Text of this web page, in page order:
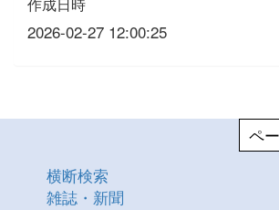
2026-02-27 12:00:25
ペ
横断検索
雑誌・新聞